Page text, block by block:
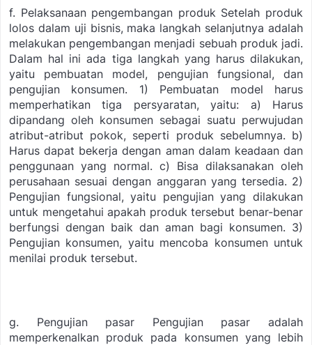
f. Pelaksanaan pengembangan produk Setelah produk
lolos dalam uji bisnis, maka langkah selanjutnya adalah
melakukan pengembangan menjadi sebuah produk jadi.
Dalam hal ini ada tiga langkah yang harus dilakukan,
yaitu pembuatan model, pengujian fungsional, dan
pengujian konsumen.
1) Pembuatan model harus
memperhatikan tiga persyaratan, yaitu:
a) Harus
dipandang oleh konsumen sebagai suatu perwujudan
atribut-atribut pokok, seperti produk sebelumnya. b)
Harus dapat bekerja dengan aman dalam keadaan dan
penggunaan yang normal. c) Bisa dilaksanakan oleh
perusahaan sesuai dengan anggaran yang tersedia. 2)
Pengujian fungsional, yaitu pengujian yang dilakukan
untuk mengetahui apakah produk tersebut benar-benar
berfungsi dengan baik dan aman bagi konsumen. 3)
Pengujian konsumen, yaitu mencoba konsumen untuk
menilai produk tersebut.
g. Pengujian pasar
Pengujian pasar adalah
memperkenalkan produk pada konsumen yang lebih